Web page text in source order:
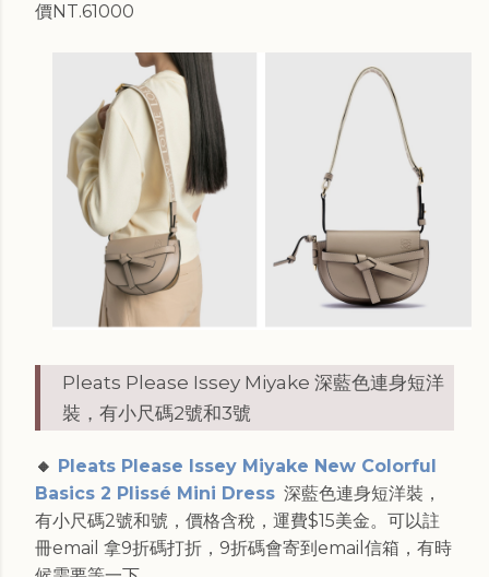
價NT.61000
Pleats Please Issey Miyake 深藍色連身短洋
裝，有小尺碼2號和3號
🔸 Pleats Please Issey Miyake New Colorful
Basics 2 Plissé Mini Dress 深藍色連身短洋裝，
有小尺碼2號和號，價格含稅，運費$15美金。可以註
冊email 拿9折碼打折，9折碼會寄到email信箱，有時